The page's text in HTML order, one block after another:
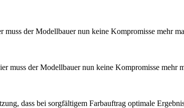
der Modellbauer nun keine Kompromisse mehr
muss der Modellbauer nun keine Kompromisse mehr
dass bei sorgfältigem Farbauftrag optimale